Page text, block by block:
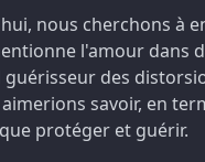
nous cherchons à
l'amour dans
des
savoir, en
protéger et guérir.